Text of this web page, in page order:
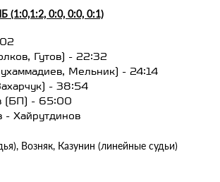
0:0, 0:0, 0:1)
Гутов) - 22:32
Мельник) - 24:14
- 38:54
(БП) - 65:00
- Хайрутдинов
Возняк, Казунин (линейные судьи)